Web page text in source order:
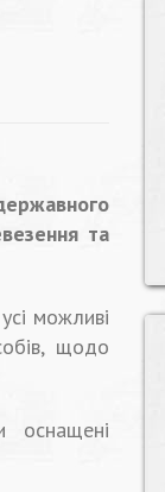
та
можливі
щодо
оснащені